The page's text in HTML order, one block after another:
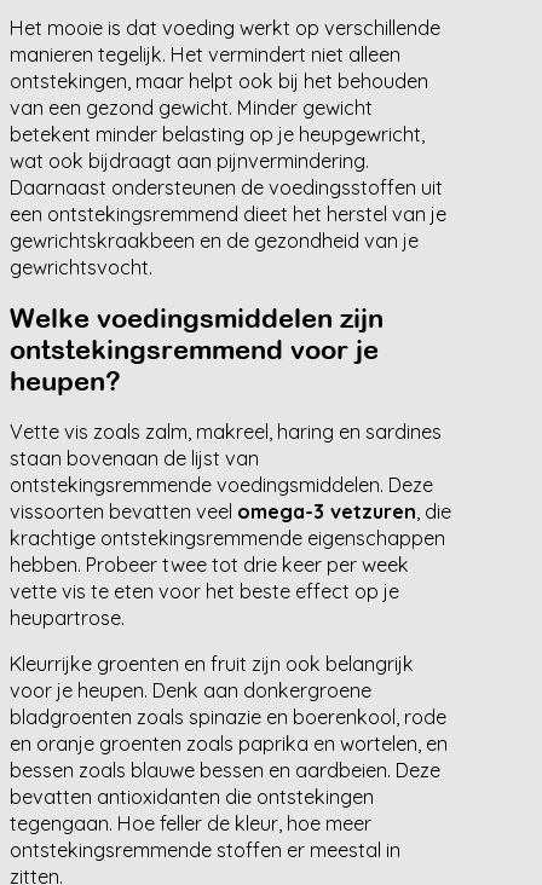
Het mooie is dat voeding werkt op verschillende
manieren tegelijk. Het vermindert niet alleen
ontstekingen, maar helpt ook bij het behouden
van een gezond gewicht. Minder gewicht
betekent minder belasting op je heupgewricht,
wat ook bijdraagt aan pijnvermindering.
Daarnaast ondersteunen de voedingsstoffen uit
een ontstekingsremmend dieet het herstel van je
gewrichtskraakbeen en de gezondheid van je
gewrichtsvocht.
Welke voedingsmiddelen zijn
ontstekingsremmend voor je
heupen?
Vette vis zoals zalm, makreel, haring en sardines
staan bovenaan de lijst van
ontstekingsremmende voedingsmiddelen. Deze
vissoorten bevatten veel omega-3 vetzuren , die
krachtige ontstekingsremmende eigenschappen
hebben. Probeer twee tot drie keer per week
vette vis te eten voor het beste effect op je
heupartrose.
Kleurrijke groenten en fruit zijn ook belangrijk
voor je heupen. Denk aan donkergroene
bladgroenten zoals spinazie en boerenkool, rode
en oranje groenten zoals paprika en wortelen, en
bessen zoals blauwe bessen en aardbeien. Deze
bevatten antioxidanten die ontstekingen
tegengaan. Hoe feller de kleur, hoe meer
ontstekingsremmende stoffen er meestal in
zitten.